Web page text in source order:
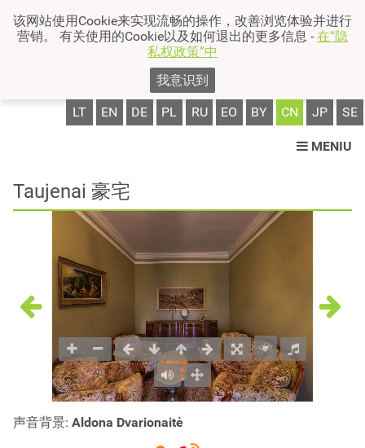
该网站使用Cookie来实现流畅的操作，改善浏览体验并进行
营销。 有关使用的Cookie以及如何退出的更多信息 - 在“隐
私权政策”中
我意识到
LT EN DE PL RU EO BY CN JP SE
MENIU
Taujenai 豪宅
声音背景: Aldona Dvarionaitė